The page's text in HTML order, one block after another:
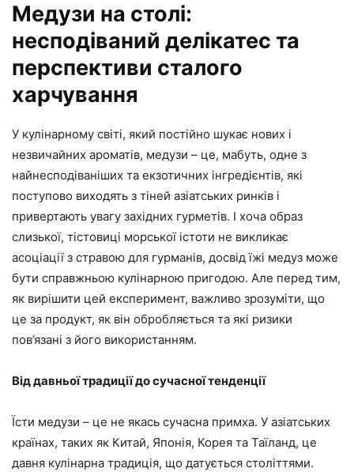
Медузи на столі:
несподіваний делікатес та
перспективи сталого
харчування
У кулінарному світі, який постійно шукає нових і
незвичайних ароматів, медузи – це, мабуть, одне з
найнесподіваніших та екзотичних інгредієнтів, які
поступово виходять з тіней азіатських ринків і
привертають увагу західних гурметів. І хоча образ
слизької, тістовиці морської істоти не викликає
асоціації з стравою для гурманів, досвід їжі медуз може
бути справжньою кулінарною пригодою. Але перед тим,
як вирішити цей експеримент, важливо зрозуміти, що
це за продукт, як він обробляється та які ризики
пов’язані з його використанням.
Від давньої традиції до сучасної тенденції
Їсти медузи – це не якась сучасна примха. У азіатських
країнах, таких як Китай, Японія, Корея та Таїланд, це
давня кулінарна традиція, що датується століттями.